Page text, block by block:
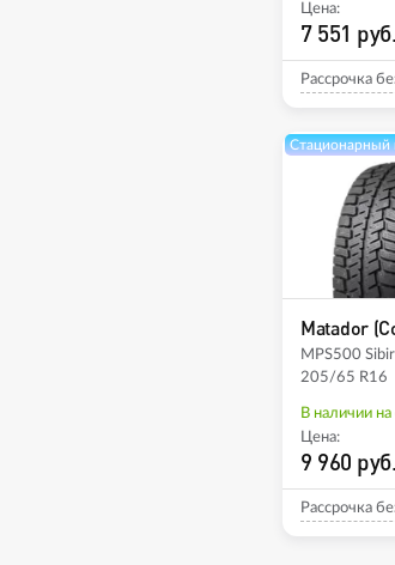
Цена:
7 551 руб.
Рассрочка
Стационарный
Matador
MPS500
205/65 R16
В наличии
Цена:
9 960 руб.
Рассрочка